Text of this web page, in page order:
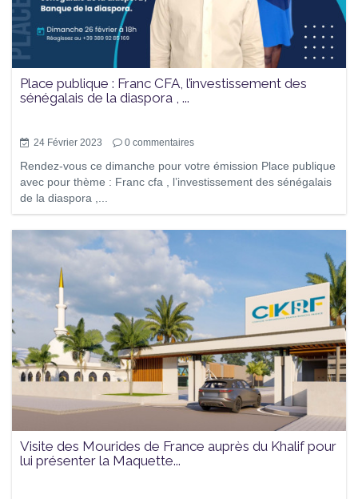
Place publique : Franc CFA, l’investissement des
sénégalais de la diaspora , ...
24 Février 2023 0 commentaires
Rendez-vous ce dimanche pour votre émission Place publique
avec pour thème : Franc cfa , l’investissement des sénégalais
de la diaspora ,...
Visite des Mourides de France auprès du Khalif pour
lui présenter la Maquette...